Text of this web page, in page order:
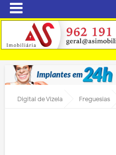
Digital de Vizela Freguesias